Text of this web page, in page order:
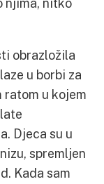
obrazložila
u borbi za
ratom u kojem
Djeca su u
spremljen
Kada sam